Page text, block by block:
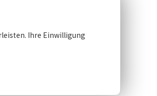
Ihre Einwilligung